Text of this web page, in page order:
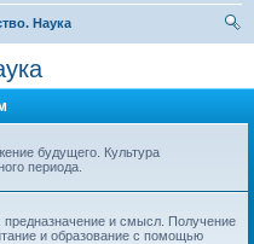
Наука
будущего. Культура
периода.
предназначение и смысл. Получение
и образование с помощью